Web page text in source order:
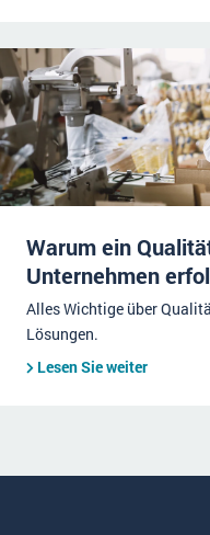
Warum ein
Unternehmen
Alles Wichtige über
Lösungen.
Lesen Sie weiter